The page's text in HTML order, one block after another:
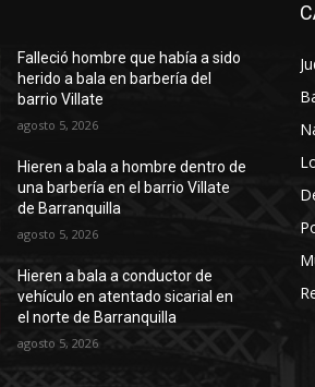
Falleció hombre que había a sido
herido a bala en barbería del
barrio Villate
agosto 5, 2026
Hieren a bala a hombre dentro de
una barbería en el barrio Villate
de Barranquilla
agosto 5, 2026
Hieren a bala a conductor de
vehículo en atentado sicarial en
el norte de Barranquilla
agosto 5, 2026